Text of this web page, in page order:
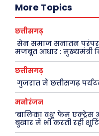
X
More Topics
छत्तीसगढ़
सेन समाज सनातन
मजबूत आधार : मुख्यमंत्री
छत्तीसगढ़
गुजरात में छत्तीसगढ़
मनोरंजन
‘बालिका वधू’ फेम एक्ट्रेस
बुखार में भी करती रहीं